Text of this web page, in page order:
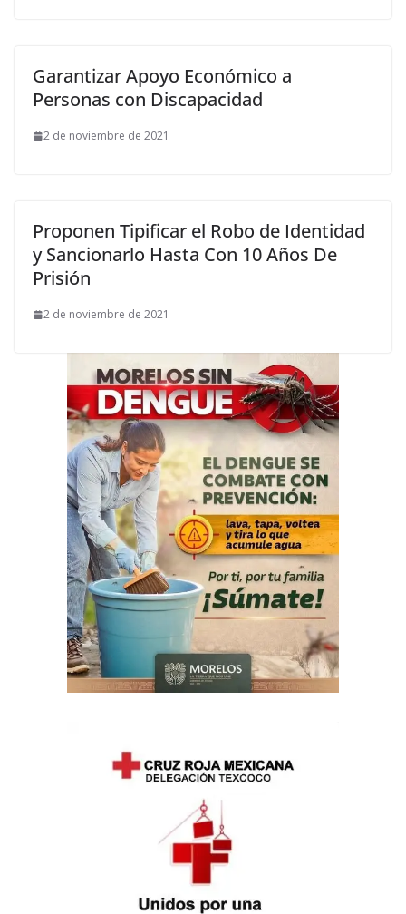
Garantizar Apoyo Económico a
Personas con Discapacidad
2 de noviembre de 2021
Proponen Tipificar el Robo de Identidad
y Sancionarlo Hasta Con 10 Años De
Prisión
2 de noviembre de 2021